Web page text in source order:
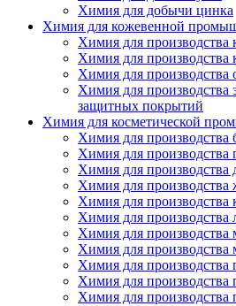
Химия для добычи цинка
Химия для кожевенной
Химия для
Химия для производства
Химия для производства
Химия для производства
защитных покрытий
Химия для косметической
Химия для производства
Химия для производства
Химия для производства
Химия для производства
Химия для производства
Химия для производства
Химия для производства
Химия для производства
Химия для
Химия для производства
Химия для производства